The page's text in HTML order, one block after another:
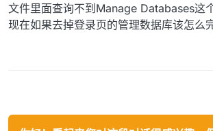
文件里面查询不到Manage Databases这
现在如果去掉登录页的管理数据库该怎么